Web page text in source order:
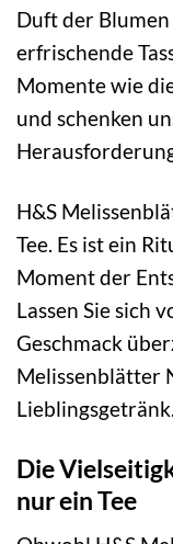
Duft der
erfrischende
Momente wie
und schenken
H&S
Tee. Es ist ein
Moment der
Lassen Sie sich
Geschmack
Melissenblätter
Lieblingsgetränk.
Die
nur ein Tee